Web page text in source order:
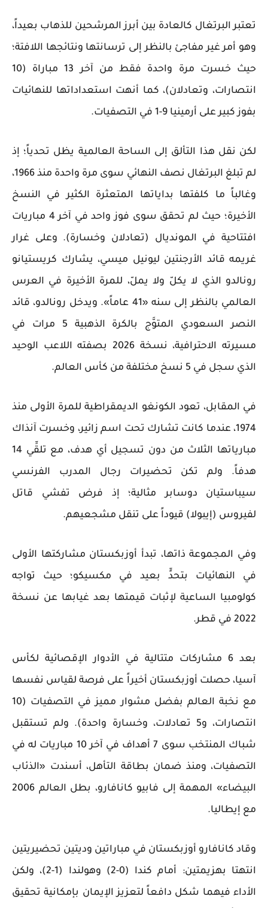
تعتبر البرتغال كالعادة بين أبرز المرشحين للذهاب بعيداً،
وهو أمر غير مفاجئ بالنظر إلى ترسانتها ونتائجها اللافتة؛
حيث خسرت مرة واحدة فقط من آخر 13 مباراة (10
انتصارات، وتعادلان)، كما أنهت استعداداتها للنهائيات
بفوز كبير على أرمينيا 9-1 في التصفيات.
لكن نقل هذا التألق إلى الساحة العالمية يظل تحدياً؛ إذ
لم تبلغ البرتغال نصف النهائي سوى مرة واحدة منذ 1966،
وغالباً ما كلفتها بداياتها المتعثرة الكثير في النسخ
الأخيرة؛ حيث لم تحقق سوى فوز واحد في آخر 4 مباريات
افتتاحية في المونديال (تعادلان وخسارة). وعلى غرار
غريمه قائد الأرجنتين ليونيل ميسي، يشارك كريستيانو
رونالدو الذي لا يكلّ ولا يملّ، للمرة الأخيرة في العرس
العالمي بالنظر إلى سنه «41 عاماً». ويدخل رونالدو، قائد
النصر السعودي المتوَّج بالكرة الذهبية 5 مرات في
مسيرته الاحترافية، نسخة 2026 بصفته اللاعب الوحيد
الذي سجل في 5 نسخ مختلفة من كأس العالم.
في المقابل، تعود الكونغو الديمقراطية للمرة الأولى منذ
1974، عندما كانت تشارك تحت اسم زائير، وخسرت آنذاك
مبارياتها الثلاث من دون تسجيل أي هدف، مع تلقِّي 14
هدفاً. ولم تكن تحضيرات رجال المدرب الفرنسي
سيباستيان دوسابر مثالية؛ إذ فرض تفشي قاتل
لفيروس (إيبولا) قيوداً على تنقل مشجعيهم.
وفي المجموعة ذاتها، تبدأ أوزبكستان مشاركتها الأولى
في النهائيات بتحدٍّ بعيد في مكسيكو؛ حيث تواجه
كولومبيا الساعية لإثبات قيمتها بعد غيابها عن نسخة
2022 في قطر.
بعد 6 مشاركات متتالية في الأدوار الإقصائية لكأس
آسيا، حصلت أوزبكستان أخيراً على فرصة لقياس نفسها
مع نخبة العالم بفضل مشوار مميز في التصفيات (10
انتصارات، و5 تعادلات، وخسارة واحدة). ولم تستقبل
شباك المنتخب سوى 7 أهداف في آخر 10 مباريات له في
التصفيات، ومنذ ضمان بطاقة التأهل، أسندت «الذئاب
البيضاء» المهمة إلى فابيو كانافارو، بطل العالم 2006
مع إيطاليا.
وقاد كانافارو أوزبكستان في مباراتين وديتين تحضيريتين
انتهتا بهزيمتين: أمام كندا (0-2) وهولندا (1-2)، ولكن
الأداء فيهما شكل دافعاً لتعزيز الإيمان بإمكانية تحقيق